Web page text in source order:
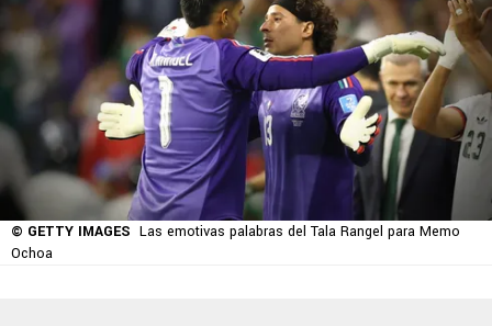
© GETTY IMAGES Las emotivas palabras del Tala Rangel para Memo
Ochoa